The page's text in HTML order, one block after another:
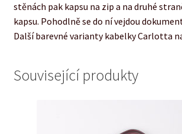
stěnách pak kapsu na zip a na druhé
kapsu. Pohodlně se do ní vejdou
Další barevné varianty kabelky Carlotta
Související produkty